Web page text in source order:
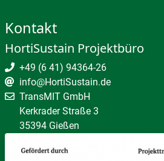
Kontakt
HortiSustain Projektbüro
+49 (6 41) 94364-26
info@HortiSustain.de
TransMIT GmbH
Kerkrader Straße 3
35394 Gießen